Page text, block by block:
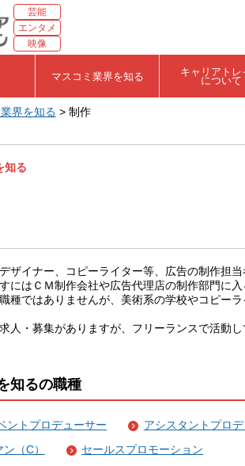
芸能
エンタメ
映像
マスコミ業界を知る キャリアトレ
について
界を知る > 制作
知る
ザイナー、コピーライター等、広告の制作担
にはＣＭ制作会社や広告代理店の制作部門に
種ではありませんが、美術系の学校やコピー
人・募集がありますが、フリーランスで活動
知るの職種
ントプロデューサー アシスタントプロデ
（C）
セールスプロモーション